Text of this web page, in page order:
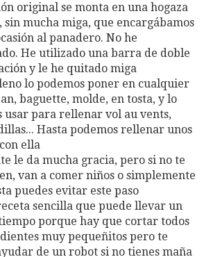
original se monta en una hogaza
sin mucha miga, que encargábamos
al panadero. No he
He utilizado una barra de doble
y le he quitado miga
lo podemos poner en cualquier
baguette, molde, en tosta, y lo
usar para rellenar vol au vents,
Hasta podemos rellenar unos
ella
le da mucha gracia, pero si no te
van a comer niños o simplemente
puedes evitar este paso
sencilla que puede llevar un
porque hay que cortar todos
muy pequeñitos pero te
de un robot si no tienes maña